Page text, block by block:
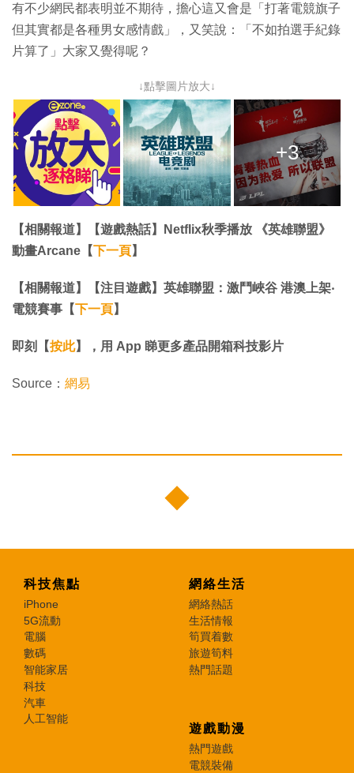
有不少網民都表明並不期待，擔心這又會是「打著電競旗子
但其實都是各種男女感情戲」，又笑說：「不如拍選手紀錄
片算了」大家又覺得呢？
↓點擊圖片放大↓
+3
【相關報道】【遊戲熱話】Netflix秋季播放 《英雄聯盟》
動畫Arcane【下一頁】
【相關報道】【注目遊戲】英雄聯盟：激鬥峽谷 港澳上架‧
電競賽事【下一頁】
即刻【按此】，用 App 睇更多產品開箱科技影片
Source： 網易
科技焦點
iPhone
5G流動
電腦
數碼
智能家居
科技
汽車
人工智能
網絡生活
網絡熱話
生活情報
筍買着數
旅遊筍料
熱門話題
遊戲動漫
熱門遊戲
電競裝備